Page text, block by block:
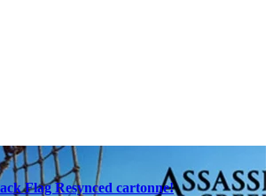
Flag Resynced cartonne!